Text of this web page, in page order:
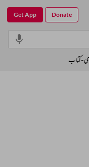
Get App Donate
کتاب